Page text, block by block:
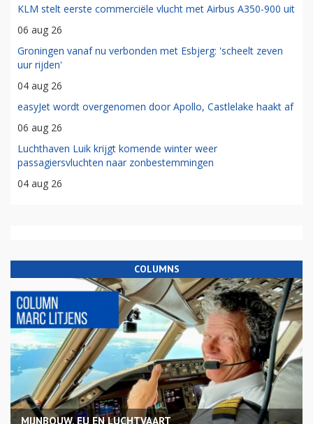
KLM stelt eerste commerciële vlucht met Airbus A350-900 uit
06 aug 26
Groningen vanaf nu verbonden met Esbjerg: 'scheelt zeven
uur rijden'
04 aug 26
easyJet wordt overgenomen door Apollo, Castlelake haakt af
06 aug 26
Luchthaven Luik krijgt komende winter weer
passagiersvluchten naar zonbestemmingen
04 aug 26
COLUMNS
MIJNBOUW, EU EN LUCHTVAART